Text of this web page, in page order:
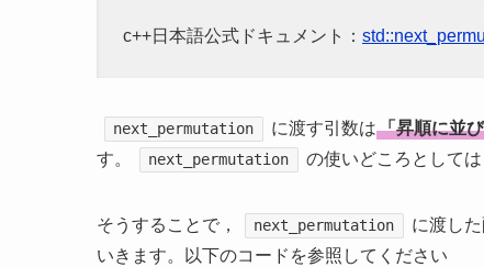
c++日本語公式ドキュメント：
next_permutation に渡す引数は「昇順に並
す。
next_permutation の使いどころとしては
そうすることで， next_permutation に渡し
いきます。以下のコードを参照してください